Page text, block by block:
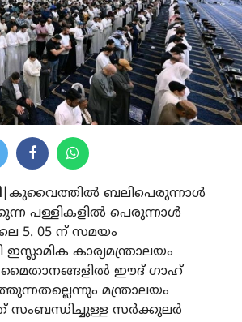
കുവൈത്തിൽ ബലിപെരുന്നാൾ
പള്ളികളിൽ പെരുന്നാൾ
5. 05 ന് സമയം
ഇസ്ലാമിക കാര്യമന്ത്രാലയം
മൈതാനങ്ങളിൽ ഈദ് ഗാഹ്
മന്ത്രാലയം
സംബന്ധിച്ചുള്ള സർക്കുലർ